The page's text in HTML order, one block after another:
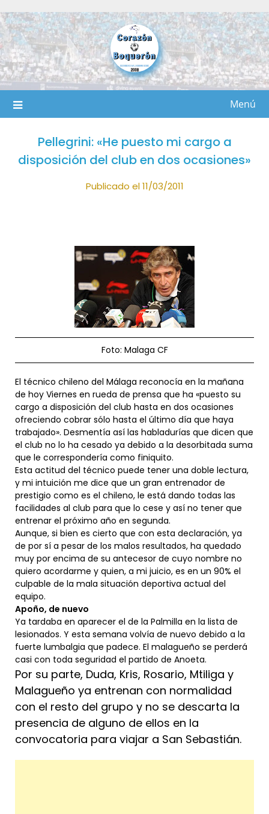
al
contenido
Menú
Pellegrini: «He puesto mi cargo a
disposición del club en dos ocasiones»
Publicado el 11/03/2011
Foto: Malaga CF
El técnico chileno del Málaga reconocía en la mañana
de hoy Viernes en rueda de prensa que ha «puesto su
cargo a disposición del club hasta en dos ocasiones
ofreciendo cobrar sólo hasta el último día que haya
trabajado». Desmentía así las habladurías que dicen que
el club no lo ha cesado ya debido a la desorbitada suma
que le correspondería como finiquito.
Esta actitud del técnico puede tener una doble lectura,
y mi intuición me dice que un gran entrenador de
prestigio como es el chileno, le está dando todas las
facilidades al club para que lo cese y así no tener que
entrenar el próximo año en segunda.
Aunque, si bien es cierto que con esta declaración, ya
de por sí a pesar de los malos resultados, ha quedado
muy por encima de su antecesor de cuyo nombre no
quiero acordarme y quien, a mi juicio, es en un 90% el
culpable de la mala situación deportiva actual del
equipo.
Apoño, de nuevo
Ya tardaba en aparecer el de la Palmilla en la lista de
lesionados. Y esta semana volvía de nuevo debido a la
fuerte lumbalgia que padece. El malagueño se perderá
casi con toda seguridad el partido de Anoeta.
Por su parte, Duda, Kris, Rosario, Mtiliga y
Malagueño ya entrenan con normalidad
con el resto del grupo y no se descarta la
presencia de alguno de ellos en la
convocatoria para viajar a San Sebastián.